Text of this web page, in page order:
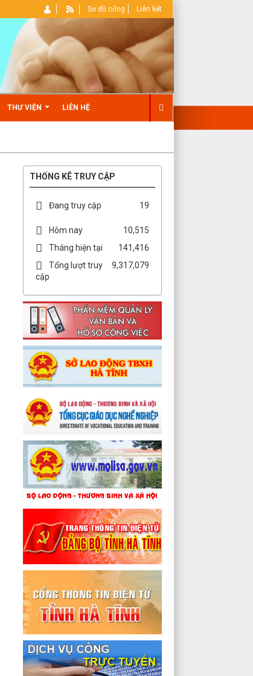
THƯ VIỆN LIÊN HỆ
Sơ đồ cổng Liên kết
THỐNG KÊ TRUY CẬP
Đang truy cập 19
Hôm nay
10,515
Tháng hiện tại
141,416
Tổng lượt truy
cập
9,317,079